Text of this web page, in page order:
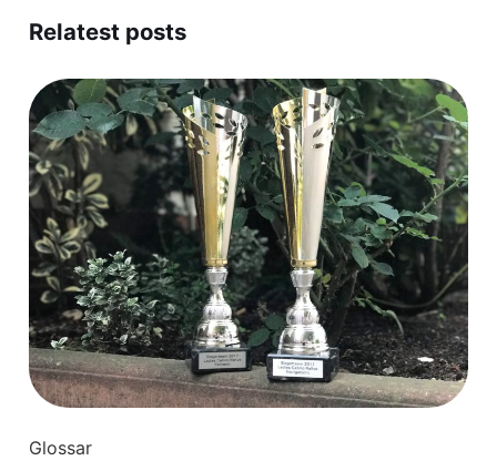
Relatest posts
Glossar